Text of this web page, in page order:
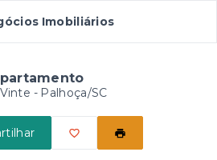
Imobiliários
- Palhoça/SC